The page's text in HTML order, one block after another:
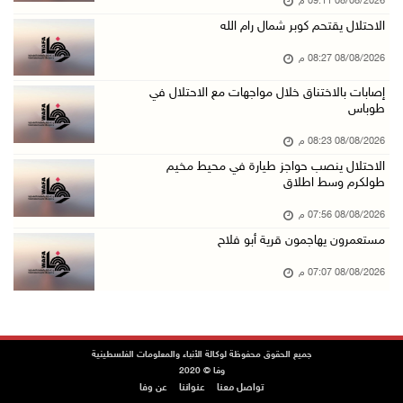
جلسة لمجلس الأمن بشأن الضفة الغربية الثلاثاء ...
50 طفلا وطفلة من القدس يستعدون للمغادرة إلى ا ...
08/آب/2026 03:51 م
إصابتان في هجوم للمستعمرين الإرهابيين على بيت ...
الرئيس يستقبل مجلس بلدية بيت لحم ويؤكد النهوض ...
الفيضانات في ولاية آسام الهندية تودي بـ98 شخص ...
الاحتلال يقتحم كوبر شمال رام الله
08/08/2026 08:27 م
إصابات بالاختناق خلال مواجهات مع الاحتلال في
طوباس
08/08/2026 08:23 م
الاحتلال ينصب حواجز طيارة في محيط مخيم
طولكرم وسط اطلاق
08/08/2026 07:56 م
مستعمرون يهاجمون قرية أبو فلاح
08/08/2026 07:07 م
جميع الحقوق محفوظة لوكالة الأنباء والمعلومات الفلسطينية
وفا © 2020
تواصل معنا عنواننا عن وفا